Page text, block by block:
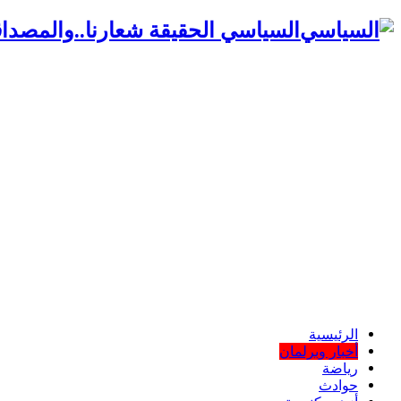
السياسي الحقيقة
الرئيسية
أخبار وبرلمان
رياضة
حوادث